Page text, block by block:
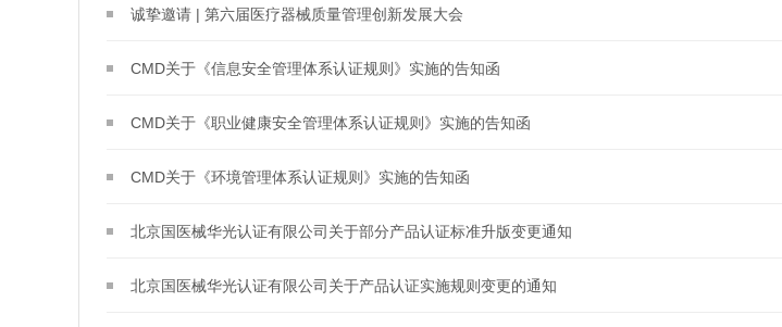
诚挚邀请 | 第六届医疗器械质量管理创新发展大会
CMD关于《信息安全管理体系认证规则》实施的告知函
CMD关于《职业健康安全管理体系认证规则》实施的告知函
CMD关于《环境管理体系认证规则》实施的告知函
北京国医械华光认证有限公司关于部分产品认证标准升版变更通知
北京国医械华光认证有限公司关于产品认证实施规则变更的通知